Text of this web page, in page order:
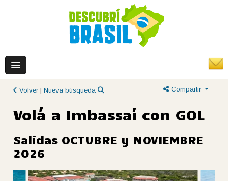
Volver |Nueva búsqueda Compartir
Volá a Imbassaí con GOL
Salidas OCTUBRE y NOVIEMBRE
2026